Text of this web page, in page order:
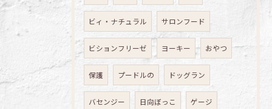
ビィ・ナチュラル サロンフード
ビションフリーゼ ヨーキー おやつ
保護 プードルの ドッグラン
バセンジー 日向ぼっこ ゲージ